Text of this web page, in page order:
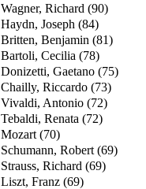
Wagner, Richard (90)
Haydn, Joseph (84)
Britten, Benjamin (81)
Bartoli, Cecilia (78)
Donizetti, Gaetano (75)
Chailly, Riccardo (73)
Vivaldi, Antonio (72)
Tebaldi, Renata (72)
Mozart (70)
Schumann, Robert (69)
Strauss, Richard (69)
Liszt, Franz (69)